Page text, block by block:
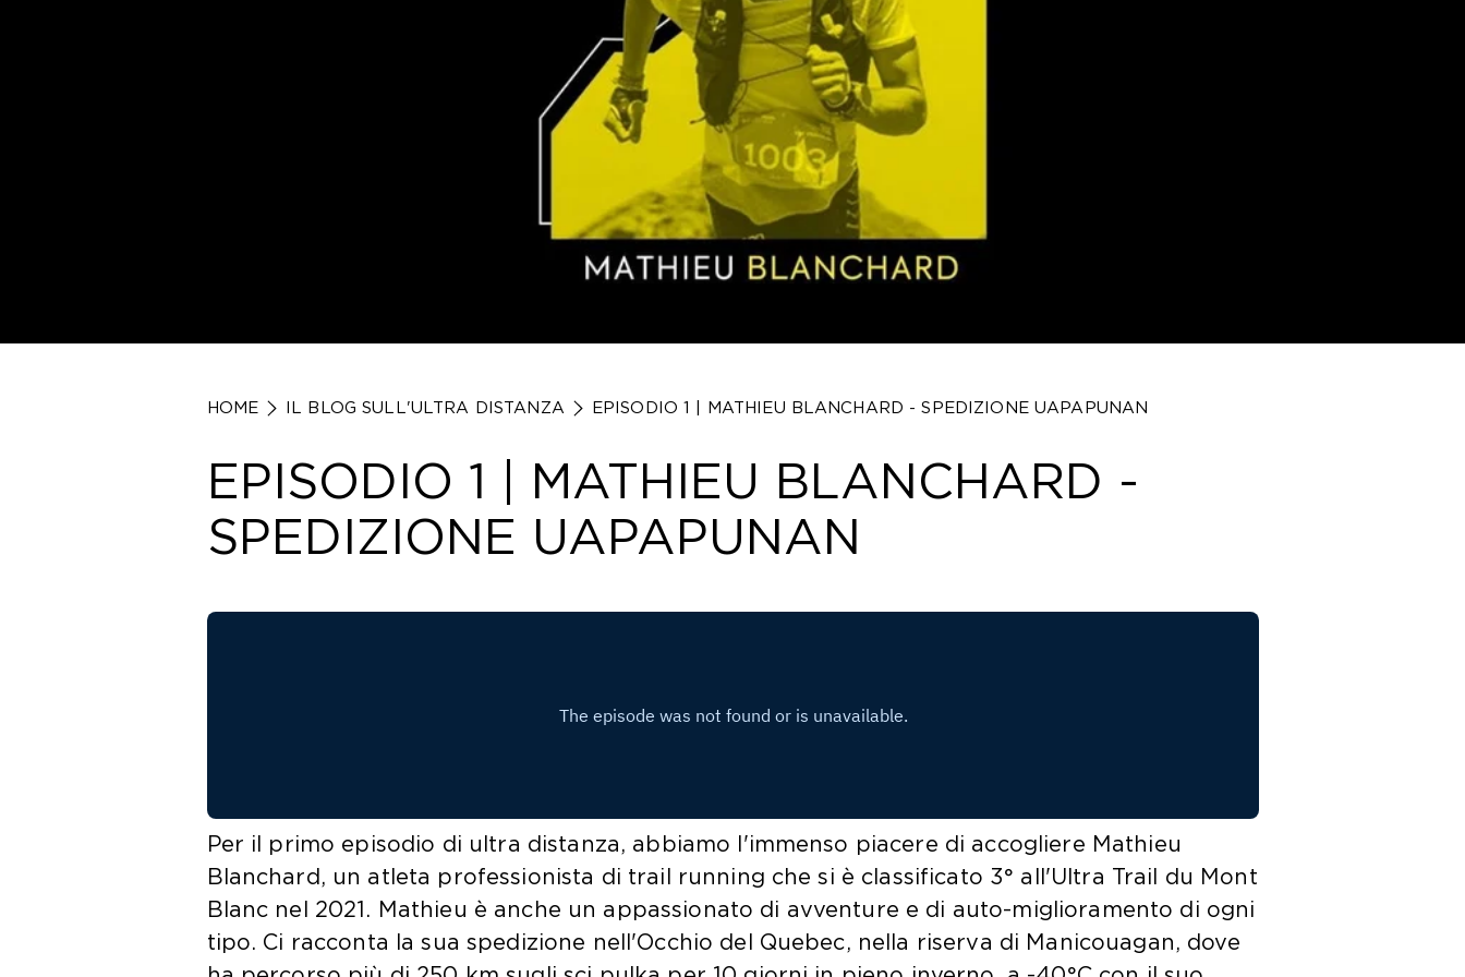
HOME IL BLOG SULL'ULTRA DISTANZA EPISODIO 1 | MATHIEU BLANCHARD - SPEDIZIONE UAPAPUNAN
EPISODIO 1 | MATHIEU BLANCHARD -
SPEDIZIONE UAPAPUNAN
Per il primo episodio di ultra distanza, abbiamo l'immenso piacere di accogliere Mathieu
Blanchard, un atleta professionista di trail running che si è classificato 3° all'Ultra Trail du Mont
Blanc nel 2021. Mathieu è anche un appassionato di avventure e di auto-miglioramento di ogni
tipo. Ci racconta la sua spedizione nell'Occhio del Quebec, nella riserva di Manicouagan, dove